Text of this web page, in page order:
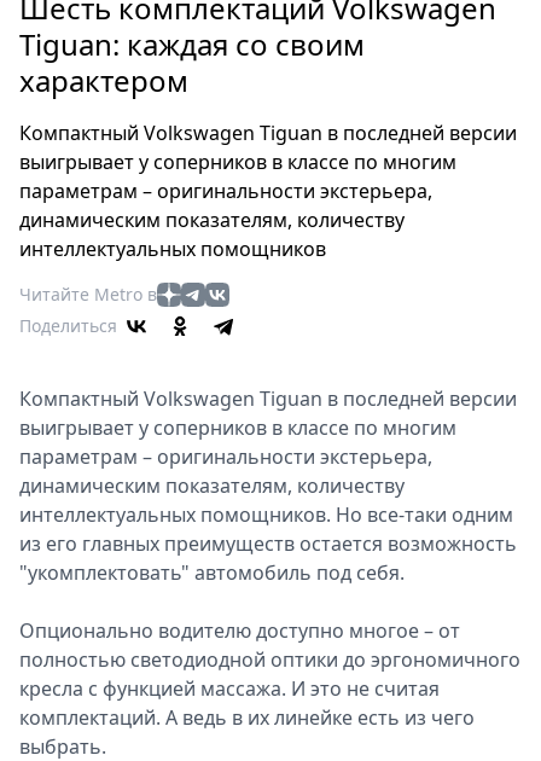
Россия
Здоровье
Еда
Туризм
Мода
Театр
Кино
Афиша
Книги
Пресс-
релизы
О
Metro
Стримы
Спецпроекты
Выборы
2026
Скачай
Metro
Tiguan: каждая со своим
характером
Компактный Volkswagen Tiguan в последней версии
выигрывает у соперников в классе по многим
параметрам – оригинальности экстерьера,
динамическим показателям, количеству
интеллектуальных помощников
Читайте Metro в
Поделиться
Компактный Volkswagen Tiguan в последней версии
выигрывает у соперников в классе по многим
параметрам – оригинальности экстерьера,
динамическим показателям, количеству
интеллектуальных помощников. Но все-таки одним
из его главных преимуществ остается возможность
"укомплектовать" автомобиль под себя.
Опционально водителю доступно многое – от
полностью светодиодной оптики до эргономичного
кресла с функцией массажа. И это не считая
комплектаций. А ведь в их линейке есть из чего
выбрать.